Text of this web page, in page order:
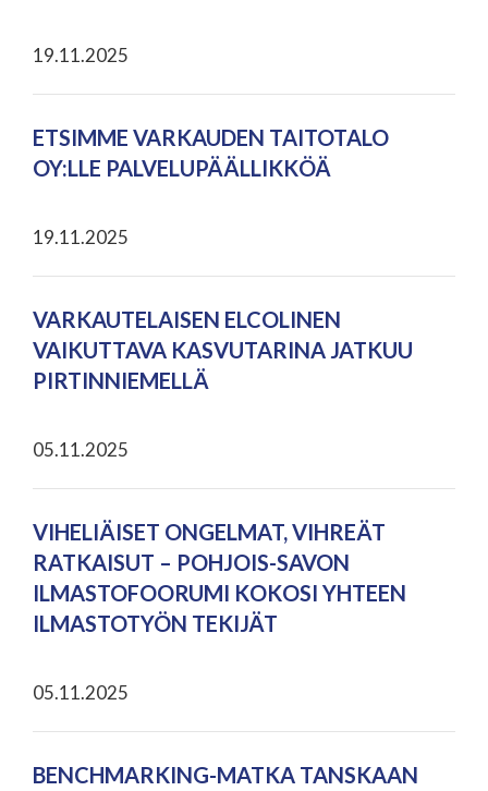
19.11.2025
ETSIMME VARKAUDEN TAITOTALO
OY:LLE PALVELUPÄÄLLIKKÖÄ
19.11.2025
VARKAUTELAISEN ELCOLINEN
VAIKUTTAVA KASVUTARINA JATKUU
PIRTINNIEMELLÄ
05.11.2025
VIHELIÄISET ONGELMAT, VIHREÄT
RATKAISUT – POHJOIS-SAVON
ILMASTOFOORUMI KOKOSI YHTEEN
ILMASTOTYÖN TEKIJÄT
05.11.2025
BENCHMARKING-MATKA TANSKAAN